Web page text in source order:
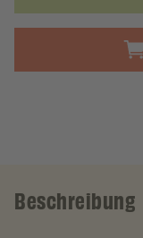
Beschreibung